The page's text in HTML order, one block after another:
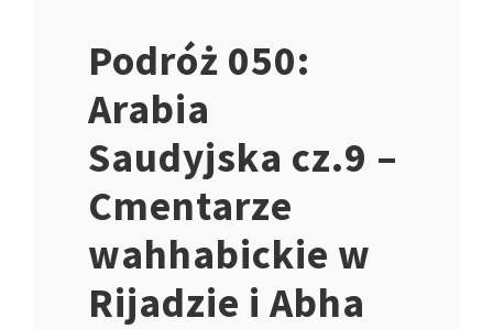
Podróż 050:
Arabia
Saudyjska cz.9 –
Cmentarze
wahhabickie w
Rijadzie i Abha